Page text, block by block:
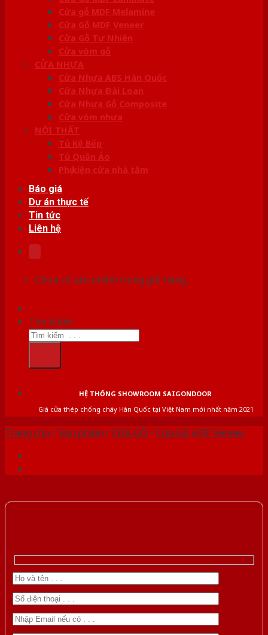
Cửa gỗ MDF Melamine
Cửa Gỗ MDF Veneer
Cửa Gỗ Tự Nhiên
Cửa vòm gỗ
CỬA NHỰA
Cửa Nhựa ABS Hàn Quốc
Cửa Nhựa Đài Loan
Cửa Nhựa Gỗ Composite
Cửa vòm nhựa
NỘI THẤT
Tủ Kệ Bếp
Tủ Quần Áo
Phụ kiện cửa nhà tắm
Báo giá
Dự án thực tế
Tin tức
Liên hệ
Chưa có sản phẩm trong giỏ hàng.
Tìm kiếm:
HỆ THỐNG SHOWROOM SAIGONDOOR
Giá cửa thép chống cháy Hàn Quốc tại Việt Nam mới nhất năm 2021
Trang chủ /Sản phẩm /CỬA GỖ /Cửa Gỗ HDF Veneer